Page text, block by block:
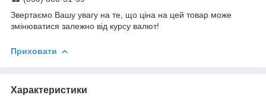
Звертаємо Вашу увагу на те, що ціна на цей товар може
змінюватися залежно від курсу валют!
Приховати
Характеристики